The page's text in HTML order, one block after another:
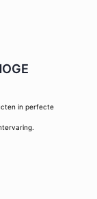
in perfecte